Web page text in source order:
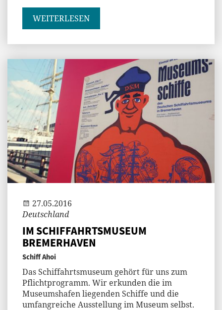
WEITERLESEN
Andi
27.05.2016
Deutschland
IM SCHIFFAHRTSMUSEUM
BREMERHAVEN
Schiff Ahoi
Das Schiffahrtsmuseum gehört für uns zum
Pflichtprogramm. Wir erkunden die im
Museumshafen liegenden Schiffe und die
umfangreiche Ausstellung im Museum selbst.